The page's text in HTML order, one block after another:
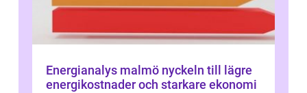
Energianalys malmö nyckeln till lägre
energikostnader och starkare ekonomi